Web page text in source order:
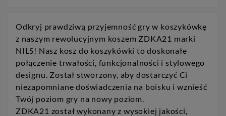
Odkryj prawdziwą przyjemność gry w koszykówkę
z naszym rewolucyjnym koszem ZDKA21 marki
NILS! Nasz kosz do koszykówki to doskonałe
połączenie trwałości, funkcjonalności i stylowego
designu. Został stworzony, aby dostarczyć Ci
niezapomniane doświadczenia na boisku i wznieść
Twój poziom gry na nowy poziom.
ZDKA21 został wykonany z wysokiej jakości,